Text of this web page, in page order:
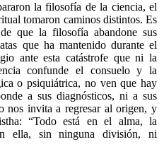
la filosofía de la ciencia, el
tomaron caminos distintos. Es
que la filosofía abandone sus
que ha mantenido durante el
ante esta catástrofe que ni la
confunde el consuelo y la
o psiquiátrica, no ven que hay
a sus diagnósticos, ni a sus
nos invita a regresar al origen, y
“Todo está en el alma, la
ella, sin ninguna división, ni